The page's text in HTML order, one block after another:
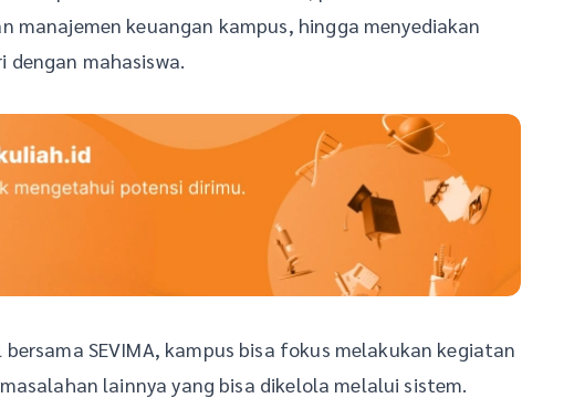
manajemen keuangan kampus, hingga menyediakan
mahasiswa.
SEVIMA, kampus bisa fokus melakukan kegiatan
lainnya yang bisa dikelola melalui sistem.